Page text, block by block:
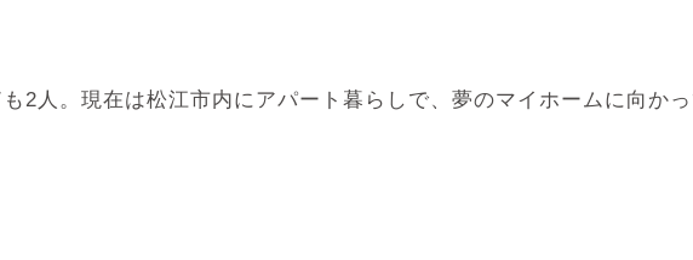
2人。現在は松江市内にアパート暮らしで、夢のマイホームに向か